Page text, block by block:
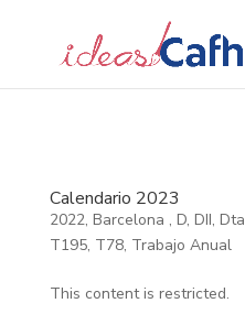
Calendario 2023
2022, Barcelona , D, DII, Dta
T195, T78, Trabajo Anual
This content is restricted.